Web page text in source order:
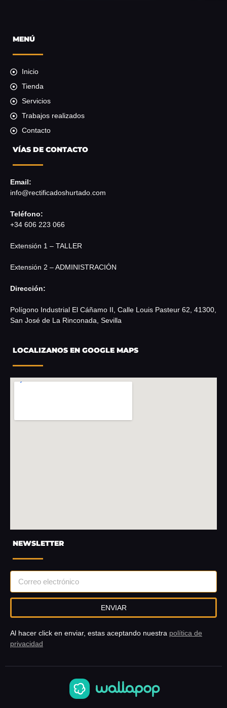
MENÚ
Inicio
Tienda
Servicios
Trabajos realizados
Contacto
VÍAS DE CONTACTO
Email:
info@rectificadoshurtado.com
Teléfono:
+34 606 223 066
Extensión 1 – TALLER
Extensión 2 – ADMINISTRACIÓN
Dirección:
Polígono Industrial El Cáñamo II, Calle Louis Pasteur 62, 41300,
San José de La Rinconada, Sevilla
LOCALIZANOS EN GOOGLE MAPS
NEWSLETTER
ENVIAR
Al hacer click en enviar, estas aceptando nuestra política de
privacidad